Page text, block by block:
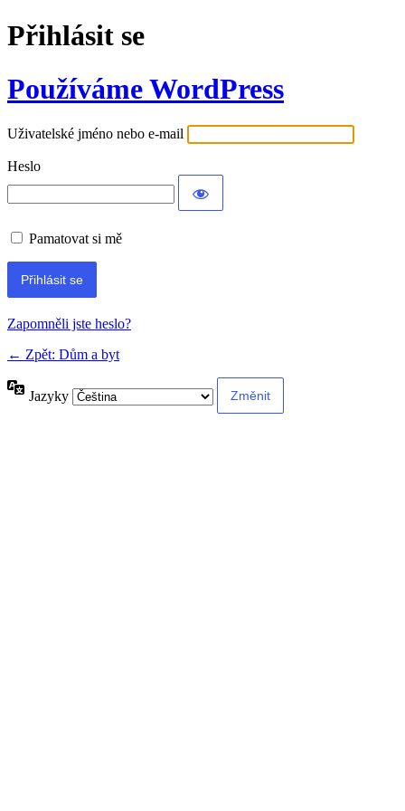
Přihlásit se
Používáme WordPress
Uživatelské jméno nebo e-mail
Heslo
Pamatovat si mě
Alternative:
Zapomněli jste heslo?
← Zpět: Dům a byt
Jazyky